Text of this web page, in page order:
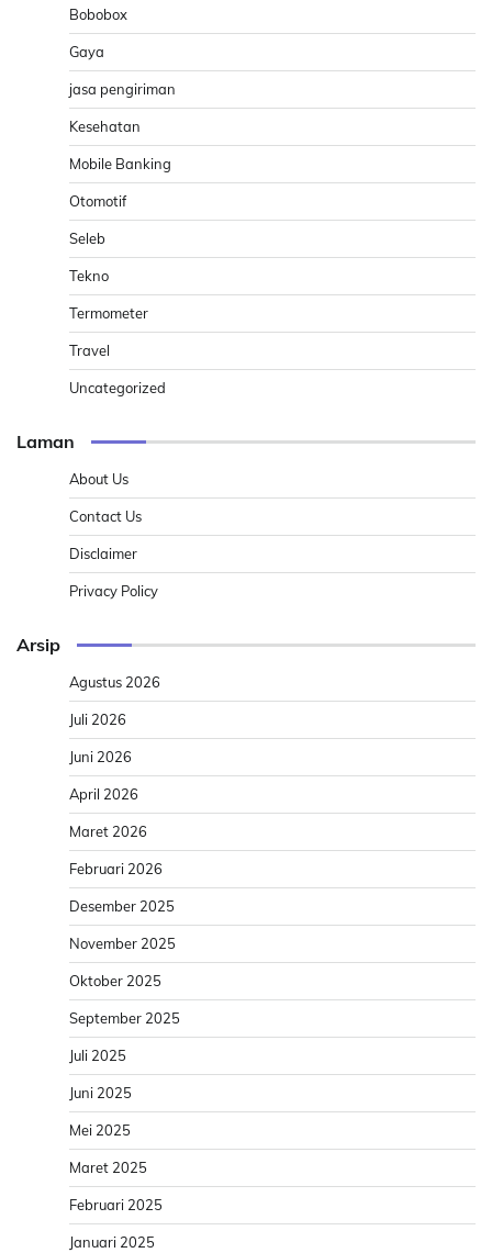
Bobobox
Gaya
jasa pengiriman
Kesehatan
Mobile Banking
Otomotif
Seleb
Tekno
Termometer
Travel
Uncategorized
Laman
About Us
Contact Us
Disclaimer
Privacy Policy
Arsip
Agustus 2026
Juli 2026
Juni 2026
April 2026
Maret 2026
Februari 2026
Desember 2025
November 2025
Oktober 2025
September 2025
Juli 2025
Juni 2025
Mei 2025
Maret 2025
Februari 2025
Januari 2025